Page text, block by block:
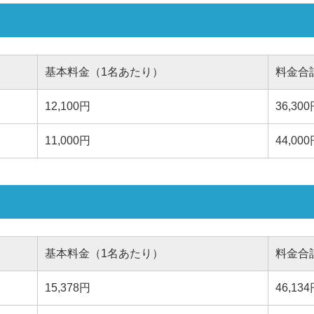
基本料金（1名あたり） 料金合
12,100円 36,300
11,000円 44,000
基本料金（1名あたり） 料金合
15,378円 46,134